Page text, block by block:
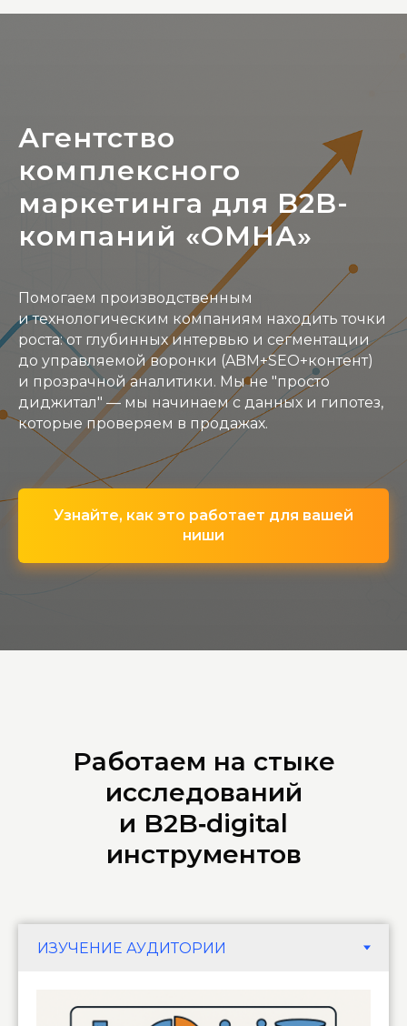
Агентство
комплексного
маркетинга для B2B-
компаний «ОМНА»
Помогаем производственным
и технологическим компаниям находить точки
роста: от глубинных интервью и сегментации
до управляемой воронки (ABM+SEO+контент)
и прозрачной аналитики. Мы не "просто
диджитал" — мы начинаем с данных и гипотез,
которые проверяем в продажах.
Узнайте, как это работает для вашей
ниши
Работаем на стыке
исследований
и B2B‑digital
инструментов